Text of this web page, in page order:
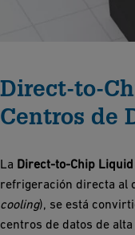
Direct-to-
Centros de
La Direct-to-Chip Liquid
refrigeración directa al
cooling), se está
centros de datos de